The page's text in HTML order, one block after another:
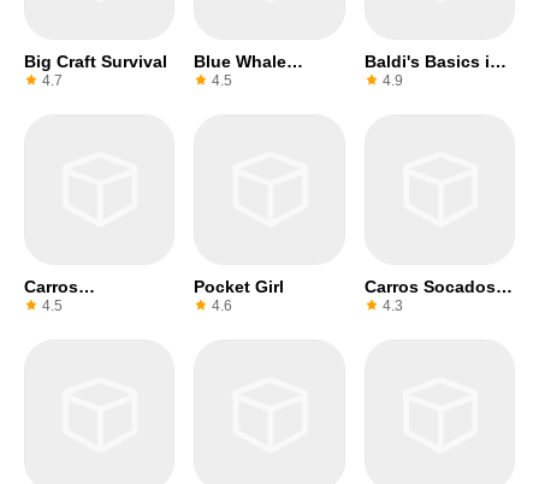
Big Craft Survival
4.7
Blue Whale
Challenge
4.5
Baldi's Basics in
Education
4.9
Carros
Rebaixados Brasil
4.5
Pocket Girl
4.6
Carros Socados
Brasil
4.3